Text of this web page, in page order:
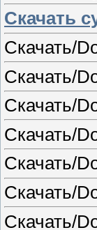
Скачать
Скачать/
Скачать/
Скачать/
Скачать/
Скачать/
Скачать/
Скачать/